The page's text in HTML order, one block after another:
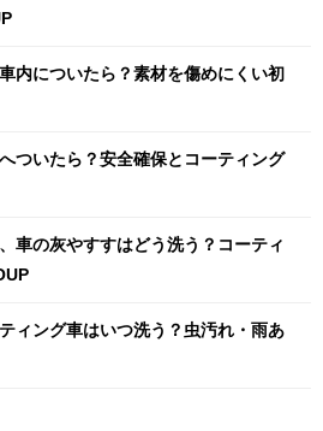
内についたら？素材を傷めにくい初
ついたら？安全確保とコーティング
車の灰やすすはどう洗う？コーティ
ィング車はいつ洗う？虫汚れ・雨あ